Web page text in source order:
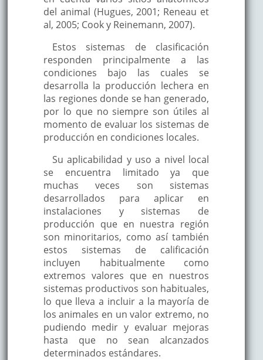
del animal (Hugues, 2001; Reneau et
al, 2005; Cook y Reinemann, 2007).
Estos sistemas de clasificación
responden principalmente a las
condiciones bajo las cuales se
desarrolla la producción lechera en
las regiones donde se han generado,
por lo que no siempre son útiles al
momento de evaluar los sistemas de
producción en condiciones locales.
Su aplicabilidad y uso a nivel local
se encuentra limitado ya que
muchas veces son sistemas
desarrollados para aplicar en
instalaciones y sistemas de
producción que en nuestra región
son minoritarios, como así también
estos sistemas de calificación
incluyen habitualmente como
extremos valores que en nuestros
sistemas productivos son habituales,
lo que lleva a incluir a la mayoría de
los animales en un valor extremo, no
pudiendo medir y evaluar mejoras
hasta que no sean alcanzados
determinados estándares.